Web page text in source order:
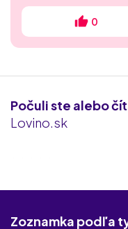
MyDates
Fuckbook
0
Počuli ste alebo
Lovino.sk
Zoznamka podľa